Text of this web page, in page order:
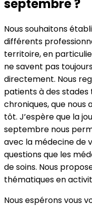
septembre ?
Nous souhaitons
différents
territoire, en
ne savent pas
directement. Nous
patients à des
chroniques, que nous
tôt. J’espère que la
septembre nous
avec la médecine de
questions que les
de soins. Nous
thématiques en
Nous espérons vous